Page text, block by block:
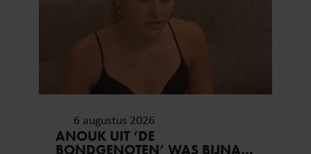
6 augustus 2026
ANOUK UIT ‘DE
BONDGENOTEN’ WAS BIJNA